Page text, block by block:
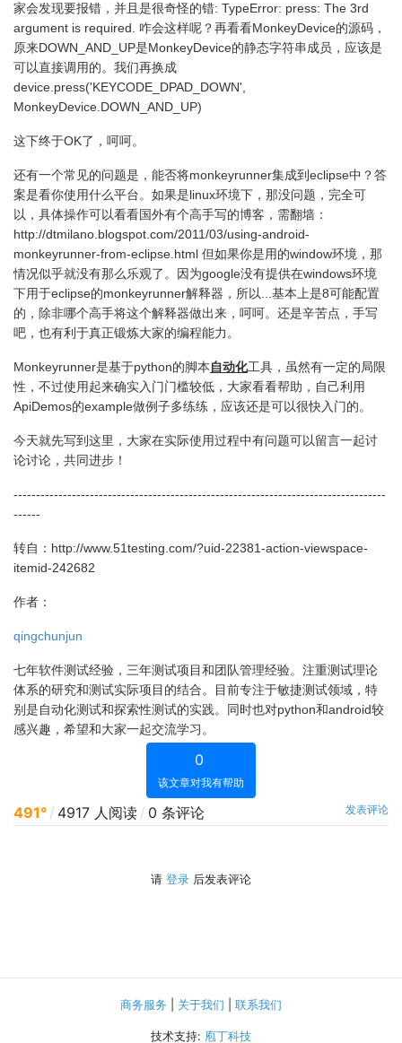
家会发现要报错，并且是很奇怪的错: TypeError: press: The 3rd
argument is required. 咋会这样呢？再看看MonkeyDevice的源码，
原来DOWN_AND_UP是MonkeyDevice的静态字符串成员，应该是
可以直接调用的。我们再换成
device.press('KEYCODE_DPAD_DOWN',
MonkeyDevice.DOWN_AND_UP)
这下终于OK了，呵呵。
还有一个常见的问题是，能否将monkeyrunner集成到eclipse中？答
案是看你使用什么平台。如果是linux环境下，那没问题，完全可
以，具体操作可以看看国外有个高手写的博客，需翻墙：
http://dtmilano.blogspot.com/2011/03/using-android-
monkeyrunner-from-eclipse.html 但如果你是用的window环境，那
情况似乎就没有那么乐观了。因为google没有提供在windows环境
下用于eclipse的monkeyrunner解释器，所以...基本上是8可能配置
的，除非哪个高手将这个解释器做出来，呵呵。还是辛苦点，手写
吧，也有利于真正锻炼大家的编程能力。
Monkeyrunner是基于python的脚本自动化工具，虽然有一定的局限
性，不过使用起来确实入门门槛较低，大家看看帮助，自己利用
ApiDemos的example做例子多练练，应该还是可以很快入门的。
今天就先写到这里，大家在实际使用过程中有问题可以留言一起讨
论讨论，共同进步！
-----------------------------------------------------------------------------------
------
转自：http://www.51testing.com/?uid-22381-action-viewspace-
itemid-242682
作者：
qingchunjun
七年软件测试经验，三年测试项目和团队管理经验。注重测试理论
体系的研究和测试实际项目的结合。目前专注于敏捷测试领域，特
别是自动化测试和探索性测试的实践。同时也对python和android较
感兴趣，希望和大家一起交流学习。
0
该文章对我有帮助
491° / 4917 人阅读 / 0 条评论 发表评论
请 登录 后发表评论
商务服务 关于我们 联系我们
技术支持: 庖丁科技